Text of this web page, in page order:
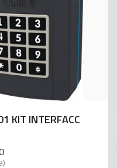
KIT INTERFACC